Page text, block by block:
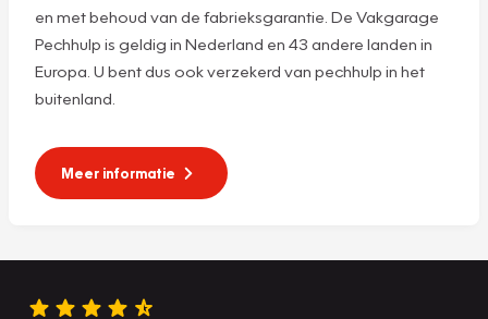
en met behoud van de fabrieksgarantie. De Vakgarage
Pechhulp is geldig in Nederland en 43 andere landen in
Europa. U bent dus ook verzekerd van pechhulp in het
buitenland.
Meer informatie